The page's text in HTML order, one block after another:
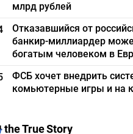
млрд рублей
Отказавшийся от
банкир-миллиардер
богатым человеком в
ФСБ хочет внедрить
комьютерные игры и на